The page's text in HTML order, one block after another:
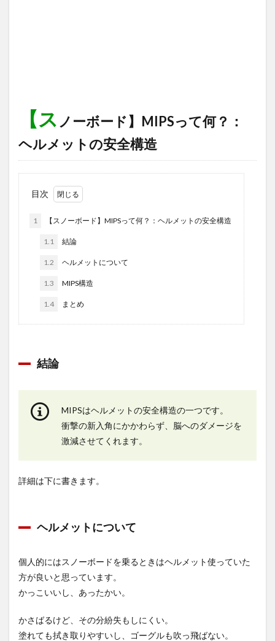
【ス ノーボード】MIPSって何？：
ヘルメットの安全構造
目次
1 【スノーボード】MIPSって何？：ヘルメットの安全構造
1.1 結論
1.2 ヘルメットについて
1.3 MIPS構造
1.4 まとめ
結論
MIPSはヘルメットの安全構造の一つです。
衝撃の新入角にかかわらず、脳へのダメージを
激減させてくれます。
詳細は下に書きます。
ヘルメットについて
個人的にはスノーボードを乗るときはヘルメット使っていた
方が良いと思っています。
かっこいいし、あったかい。
かさばるけど、その分紛失もしにくい。
塗れても拭き取りやすいし、ゴーグルも吹っ飛ばない。